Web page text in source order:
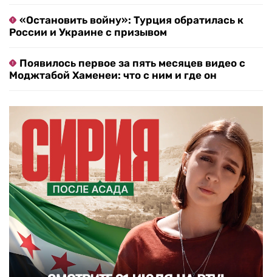
«Остановить войну»: Турция обратилась к
России и Украине с призывом
Появилось первое за пять месяцев видео с
Моджтабой Хаменеи: что с ним и где он